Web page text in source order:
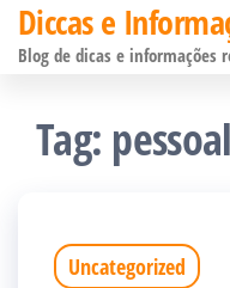
Pular
para
conteúdo
Diccas e
Blog de dicas e informações
Tag: pessoal
Uncategorized